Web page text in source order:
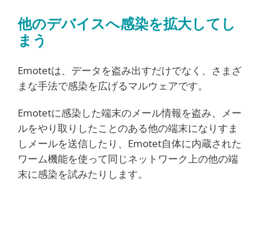
他のデバイスへ感染を拡大してし
まう
Emotetは、データを盗み出すだけでなく、さまざ
まな手法で感染を広げるマルウェアです。
Emotetに感染した端末のメール情報を盗み、メー
ルをやり取りしたことのある他の端末になりすま
しメールを送信したり、Emotet自体に内蔵された
ワーム機能を使って同じネットワーク上の他の端
末に感染を試みたりします。